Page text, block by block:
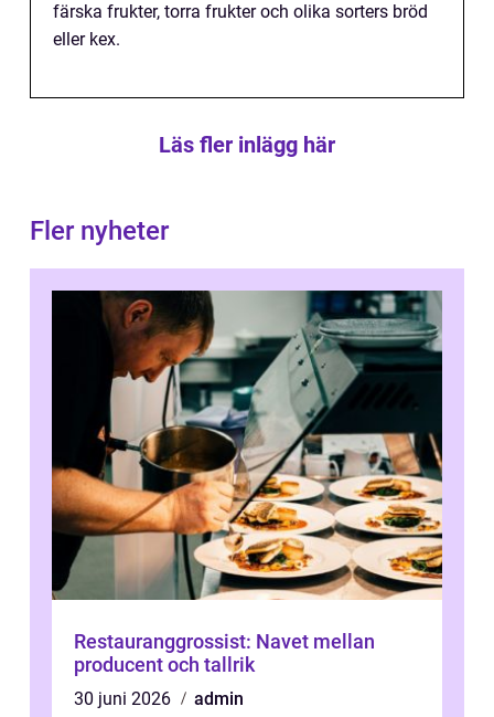
färska frukter, torra frukter och olika sorters bröd
eller kex.
Läs fler inlägg här
Fler nyheter
Restauranggrossist: Navet mellan
producent och tallrik
30 juni 2026
admin